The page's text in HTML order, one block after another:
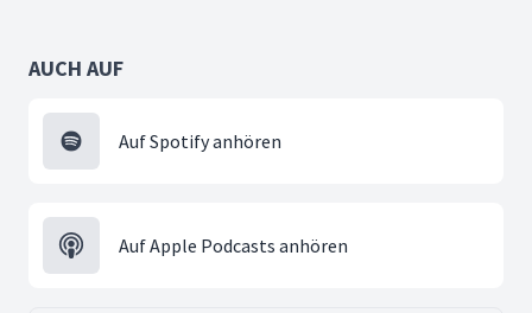
AUCH AUF
Auf Spotify anhören
Auf Apple Podcasts anhören